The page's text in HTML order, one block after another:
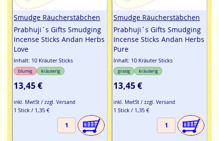
Smudge Räucherstäbchen
Prabhuji´s Gifts Smudging
Incense Sticks Andan Herbs
Love
Inhalt: 10 Kräuter Sticks
blumig kräuterig
13,45 €
inkl. MwtSt / zzgl. Versand
1 Stick / 1,35 €
Smudge Räucherstäbchen
Prabhuji´s Gifts Smudging
Incense Sticks Andan Herbs
Pure
Inhalt: 10 Kräuter Sticks
grasig kräuterig
13,45 €
inkl. MwtSt / zzgl. Versand
1 Stick / 1,35 €